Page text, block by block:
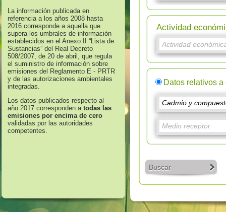
La información publicada en
referencia a los años 2008 hasta
2016 corresponde a aquella que
supera los umbrales de información
establecidos en el Anexo II “Lista de
Sustancias” del Real Decreto
508/2007, de 20 de abril, que regula
el suministro de información sobre
emisiones del Reglamento E - PRTR
y de las autorizaciones ambientales
integradas.
Los datos publicados respecto al
año 2017 corresponden atodas las
emisiones por encima de cero
validadas por las autoridades
competentes.
Actividad
Datos relativos
Buscar